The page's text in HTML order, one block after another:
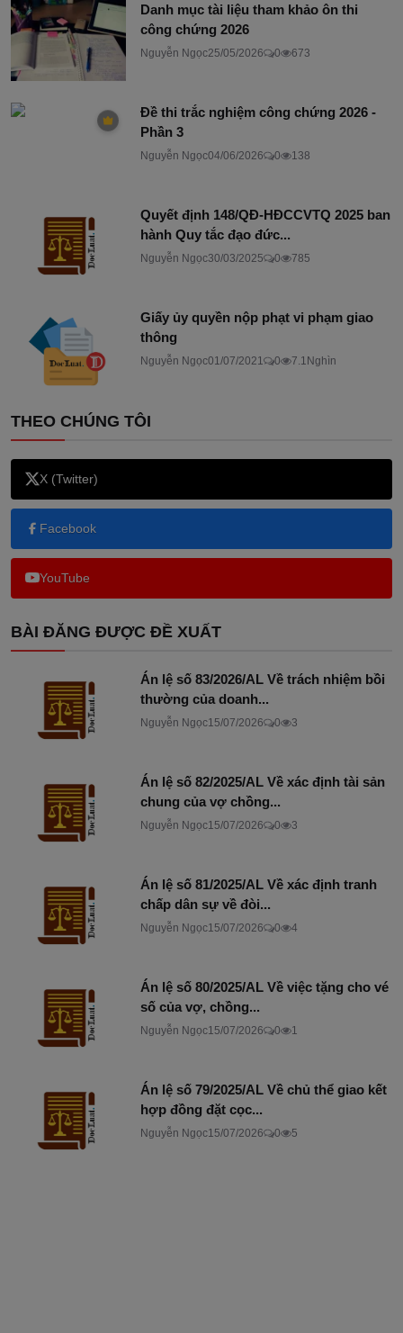
Danh mục tài liệu tham khảo ôn thi
công chứng 2026
Nguyễn Ngọc25/05/2026 0 673
Đề thi trắc nghiệm công chứng 2026 -
Phần 3
Nguyễn Ngọc04/06/2026 0 138
Quyết định 148/QĐ-HĐCCVTQ 2025 ban
hành Quy tắc đạo đức...
Nguyễn Ngọc30/03/2025 0 785
Giấy ủy quyền nộp phạt vi phạm giao
thông
Nguyễn Ngọc01/07/2021 0 7.1Nghìn
THEO CHÚNG TÔI
X (Twitter)
Facebook
YouTube
BÀI ĐĂNG ĐƯỢC ĐỀ XUẤT
Án lệ số 83/2026/AL Về trách nhiệm bồi
thường của doanh...
Nguyễn Ngọc15/07/2026 0 3
Án lệ số 82/2025/AL Về xác định tài sản
chung của vợ chồng...
Nguyễn Ngọc15/07/2026 0 3
Án lệ số 81/2025/AL Về xác định tranh
chấp dân sự về đòi...
Nguyễn Ngọc15/07/2026 0 4
Án lệ số 80/2025/AL Về việc tặng cho vé
số của vợ, chồng...
Nguyễn Ngọc15/07/2026 0 1
Án lệ số 79/2025/AL Về chủ thể giao kết
hợp đồng đặt cọc...
Nguyễn Ngọc15/07/2026 0 5